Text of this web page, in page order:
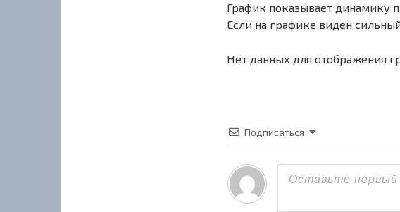
График показывает динамику
Если на графике виден
Нет данных для отображения
Подписаться